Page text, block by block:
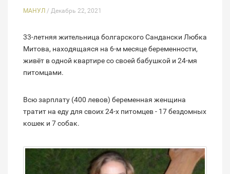
МАНУЛ / Декабрь 22, 2021
33-летняя жительница болгарского Сандански Любка
Митова, находящаяся на 6-м месяце беременности,
живёт в одной квартире со своей бабушкой и 24-мя
питомцами.
Всю зарплату (400 левов) беременная женщина
тратит на еду для своих 24-х питомцев - 17 бездомных
кошек и 7 собак.